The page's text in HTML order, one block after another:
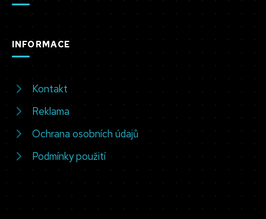
INFORMACE
Kontakt
Reklama
Ochrana osobních údajů
Podmínky použití